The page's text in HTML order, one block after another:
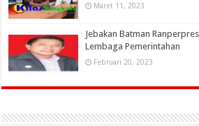
Maret 11, 2023
Jebakan Batman
Lembaga Pemerintahan
Februari 20, 2023